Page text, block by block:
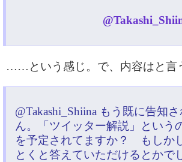
……という感じ。で、内容はと言
@Takashi_Shiina もう既に告知
ん。「ツイッター解説」という
を予定されてますか？ もしか
とくと答えていただけるとかで